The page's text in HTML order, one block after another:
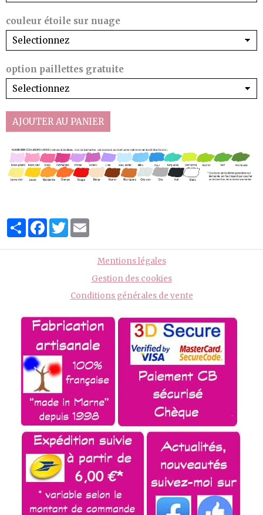
couleur étoile sur nuage
option paillettes gratuite
AJOUTER AU PANIER
PartagerFacebook
Twitter
Mentions légales
Gestion des cookies
Conditions générales de vente